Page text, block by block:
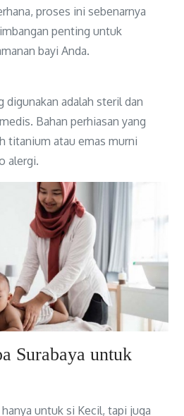
proses ini sebenarnya
penting untuk
bayi Anda.
digunakan adalah steril dan
Bahan perhiasan yang
titanium atau emas murni
alergi.
Surabaya untuk
untuk si Kecil, tapi juga